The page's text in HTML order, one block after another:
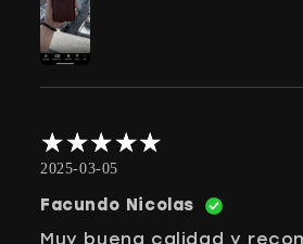
2025-03-05
Facundo Nicolas
Muy buena calidad y